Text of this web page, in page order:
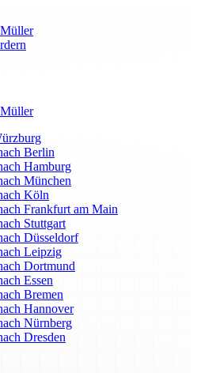
Berlin
Hamburg
München
Köln
Frankfurt am Main
Stuttgart
Düsseldorf
Leipzig
Dortmund
Essen
Bremen
Hannover
Nürnberg
Dresden